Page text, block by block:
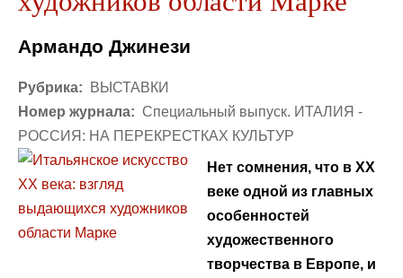
Армандо Джинези
Рубрика:
ВЫСТАВКИ
Номер журнала: Специальный выпуск. ИТАЛИЯ -
РОССИЯ: НА ПЕРЕКРЕСТКАХ КУЛЬТУР
Нет сомнения, что в XX
веке одной из главных
особенностей
художественного
творчества в Европе, и